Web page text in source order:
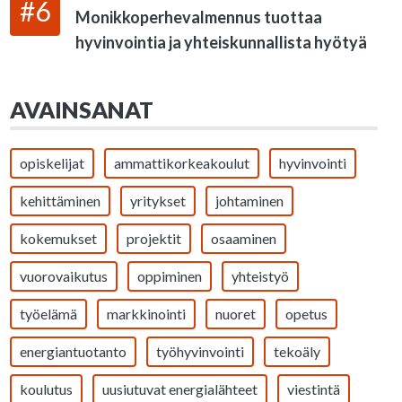
#6
Monikkoperhevalmennus tuottaa
hyvinvointia ja yhteiskunnallista hyötyä
AVAINSANAT
opiskelijat ammattikorkeakoulut hyvinvointi
kehittäminen yritykset johtaminen
kokemukset projektit osaaminen
vuorovaikutus oppiminen yhteistyö
työelämä markkinointi nuoret opetus
energiantuotanto työhyvinvointi tekoäly
koulutus uusiutuvat energialähteet viestintä